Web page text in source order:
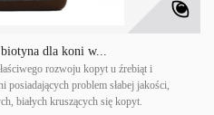
dla koni w...
rozwoju kopyt u źrebiąt i
problem słabej jakości,
białych kruszących się kopyt.